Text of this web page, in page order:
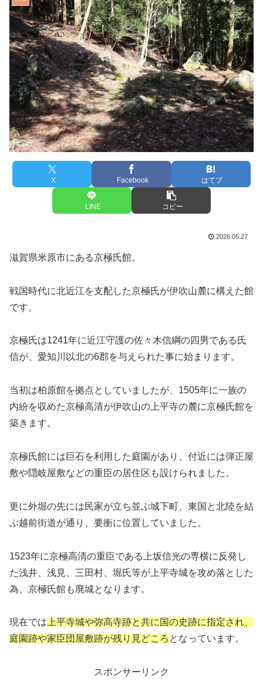
X Facebook はてブ
LINE コピー
2026.05.27
滋賀県米原市にある京極氏館。
戦国時代に北近江を支配した京極氏が伊吹山麓に構えた館
です。
京極氏は1241年に近江守護の佐々木信綱の四男である氏
信が、愛知川以北の6郡を与えられた事に始まります。
当初は柏原館を拠点としていましたが、1505年に一族の
内紛を収めた京極高清が伊吹山の上平寺の麓に京極氏館を
築きます。
京極氏館には巨石を利用した庭園があり、付近には弾正屋
敷や隠岐屋敷などの重臣の居住区も設けられました。
更に外堀の先には民家が立ち並ぶ城下町、東国と北陸を結
ぶ越前街道が通り、要衝に位置していました。
1523年に京極高清の重臣である上坂信光の専横に反発し
た浅井、浅見、三田村、堀氏等が上平寺城を攻め落とした
為、京極氏館も廃城となります。
現在では上平寺城や弥高寺跡と共に国の史跡に指定され、
庭園跡や家臣団屋敷跡が残り見どころ となっています。
スポンサーリンク